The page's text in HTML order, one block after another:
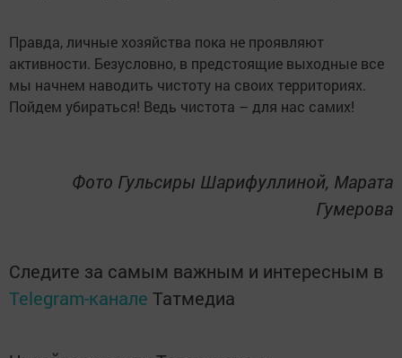
Правда, личные хозяйства пока не проявляют
активности. Безусловно, в предстоящие выходные все
мы начнем наводить чистоту на своих территориях.
Пойдем убираться! Ведь чистота – для нас самих!
Фото Гульсиры Шарифуллиной, Марата
Гумерова
Следите за самым важным и интересным в
Telegram-канале Татмедиа